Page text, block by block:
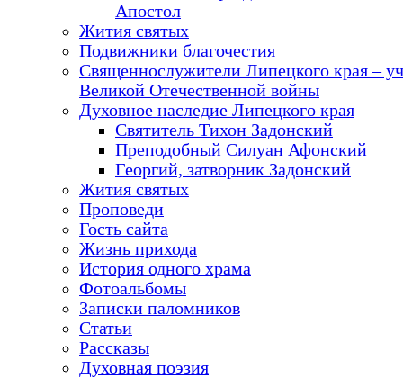
Апостол
Жития святых
Подвижники благочестия
Священнослужители Липецкого края –
Великой Отечественной войны
Духовное наследие Липецкого края
Святитель Тихон Задонский
Преподобный Силуан Афонский
Георгий, затворник Задонский
Жития святых
Проповеди
Гость сайта
Жизнь прихода
История одного храма
Фотоальбомы
Записки паломников
Статьи
Рассказы
Духовная поэзия